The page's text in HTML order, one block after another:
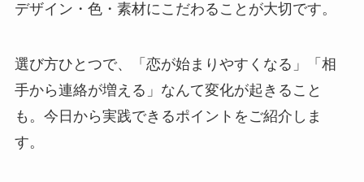
デザイン・色・素材にこだわることが大切です。
選び方ひとつで、「恋が始まりやすくなる」「相
手から連絡が増える」なんて変化が起きること
も。今日から実践できるポイントをご紹介しま
す。